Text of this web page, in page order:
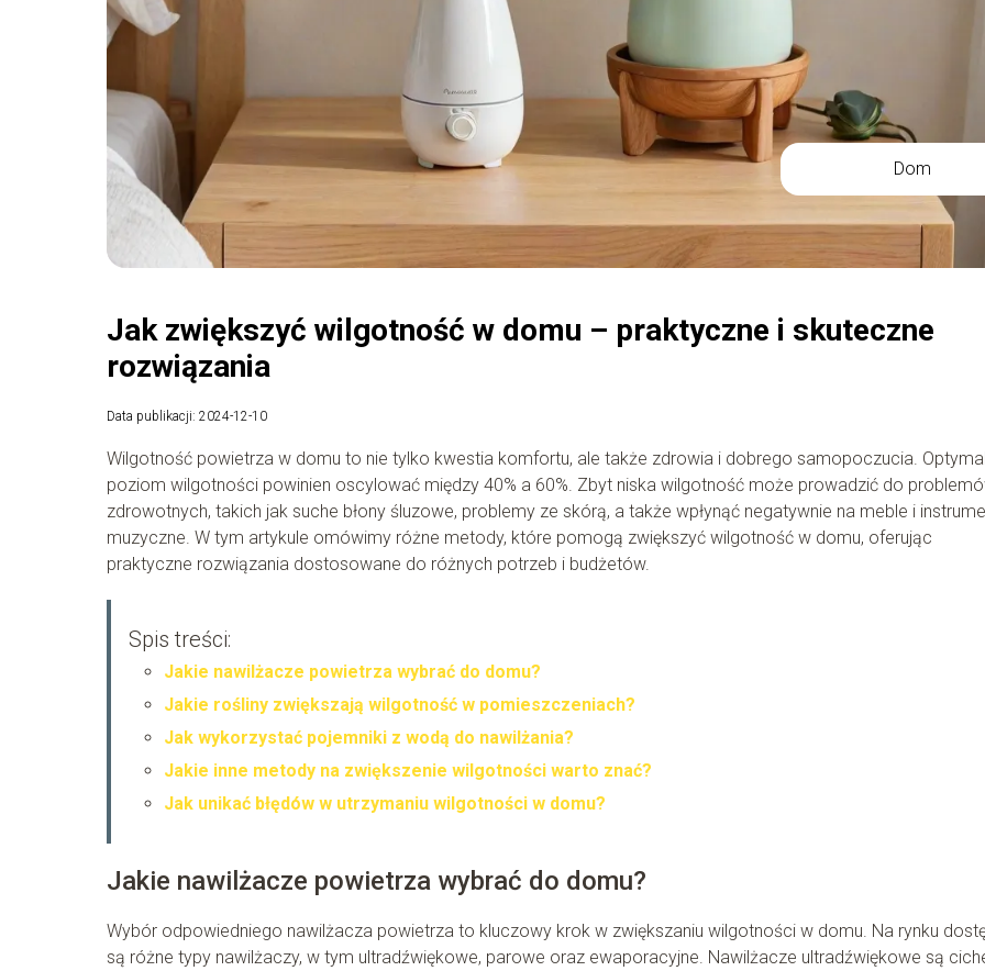
Dom
Jak zwiększyć wilgotność w domu – praktyczne i skuteczne
rozwiązania
Data publikacji: 2024-12-10
Wilgotność powietrza w domu to nie tylko kwestia komfortu, ale także zdrowia i dobrego samopoczucia.
poziom wilgotności powinien oscylować między 40% a 60%. Zbyt niska wilgotność może prowadzić do
zdrowotnych, takich jak suche błony śluzowe, problemy ze skórą, a także wpłynąć negatywnie na meble i
muzyczne. W tym artykule omówimy różne metody, które pomogą zwiększyć wilgotność w domu, oferując
praktyczne rozwiązania dostosowane do różnych potrzeb i budżetów.
Spis treści:
Jakie nawilżacze powietrza wybrać do domu?
Jakie rośliny zwiększają wilgotność w pomieszczeniach?
Jak wykorzystać pojemniki z wodą do nawilżania?
Jakie inne metody na zwiększenie wilgotności warto znać?
Jak unikać błędów w utrzymaniu wilgotności w domu?
Jakie nawilżacze powietrza wybrać do domu?
Wybór odpowiedniego nawilżacza powietrza to kluczowy krok w zwiększaniu wilgotności w domu. Na rynku
są różne typy nawilżaczy, w tym ultradźwiękowe, parowe oraz ewaporacyjne. Nawilżacze ultradźwiękowe są